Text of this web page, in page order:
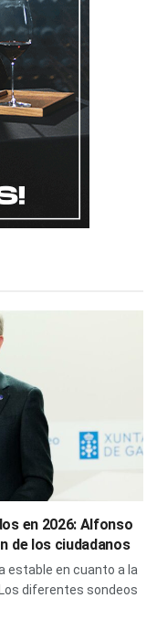
en 2026: Alfonso
de los ciudadanos
estable en cuanto a la
diferentes sondeos